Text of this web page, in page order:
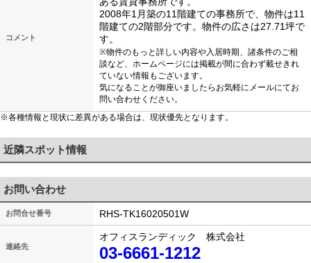
コメント
2008年1月築の11階建ての事務所で、物件は11
階建ての2階部分です。物件の広さは27.71坪で
す。
※物件のもっと詳しい内容や入居時期、諸条件のご相
談など、ホームページには掲載が間に合わず載せきれ
ていない情報もございます。
気になることが御座いましたらお気軽にメールにてお
問い合わせください。
※各種情報と現状に差異がある場合は、現状優先となります。
近隣スポット情報
お問い合わせ
お問合せ番号 RHS-TK16020501W
連絡先
オフィスランディック 株式会社
03-6661-1212